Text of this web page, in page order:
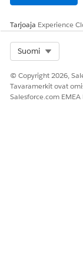
Tarjoaja Experience
Suomi
© Copyright 2026,
Tavaramerkit ovat
Salesforce.com